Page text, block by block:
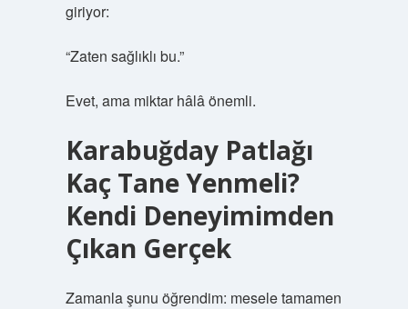
giriyor:
“Zaten sağlıklı bu.”
Evet, ama miktar hâlâ önemli.
Karabuğday Patlağı
Kaç Tane Yenmeli?
Kendi Deneyimimden
Çıkan Gerçek
Zamanla şunu öğrendim: mesele tamamen